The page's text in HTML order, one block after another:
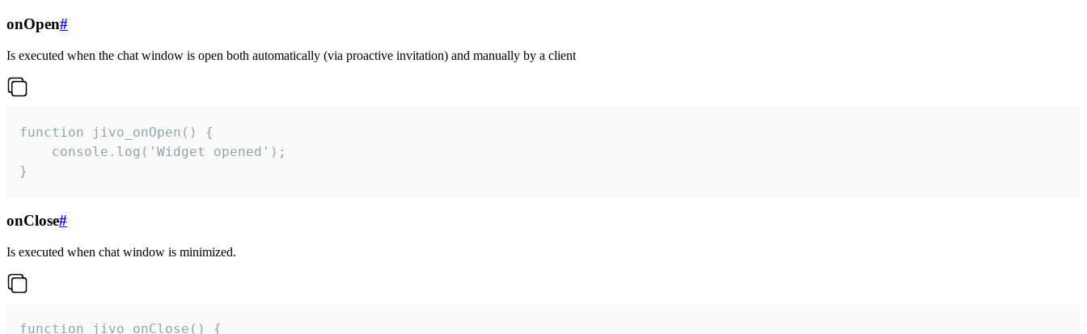
onOpen#
Is executed when the chat window is open both automatically (via proactive invitation) and manually by a client
function jivo_onOpen() {
    console.log('Widget opened');
}
onClose#
Is executed when chat window is minimized.
function jivo_onClose() {